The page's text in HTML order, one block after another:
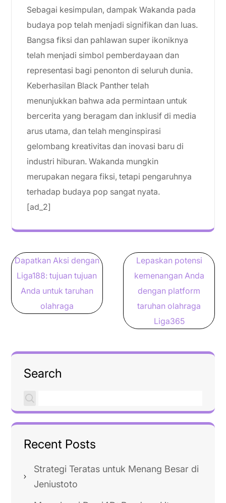
Sebagai kesimpulan, dampak Wakanda pada
budaya pop telah menjadi signifikan dan luas.
Bangsa fiksi dan pahlawan super ikoniknya
telah menjadi simbol pemberdayaan dan
representasi bagi penonton di seluruh dunia.
Keberhasilan Black Panther telah
menunjukkan bahwa ada permintaan untuk
bercerita yang beragam dan inklusif di media
arus utama, dan telah menginspirasi
gelombang kreativitas dan inovasi baru di
industri hiburan. Wakanda mungkin
merupakan negara fiksi, tetapi pengaruhnya
terhadap budaya pop sangat nyata.
[ad_2]
Post
navigation
Dapatkan Aksi dengan
Liga188: tujuan tujuan
Anda untuk taruhan
olahraga
Lepaskan potensi
kemenangan Anda
dengan platform
taruhan olahraga
Liga365
Search
Recent Posts
Strategi Teratas untuk Menang Besar di
Jeniustoto